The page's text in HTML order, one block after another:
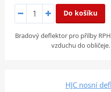
Do košíku
Bradový deflektor pro přilby
vzduchu do
HJC nosní